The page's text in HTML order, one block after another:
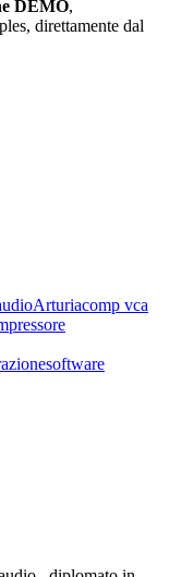
DEMO,
direttamente dal
Arturiacomp vca
software